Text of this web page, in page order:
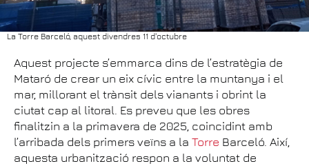
La Torre Barceló, aquest divendres 11 d'octubre
Aquest projecte s’emmarca dins de l’estratègia de
Mataró de crear un eix cívic entre la muntanya i el
mar, millorant el trànsit dels vianants i obrint la
ciutat cap al litoral. Es preveu que les obres
finalitzin a la primavera de 2025, coincidint amb
l’arribada dels primers veïns a la Torre Barceló. Així,
aquesta urbanització respon a la voluntat de